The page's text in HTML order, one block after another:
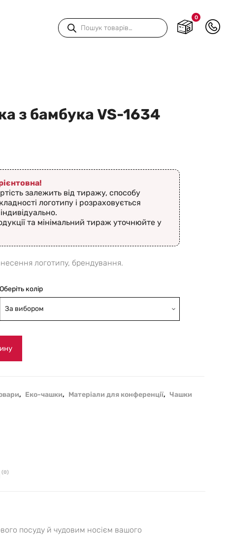
Пошук
товарів
0
з бамбука VS-1634
залежить від тиражу, способу
логотипу і розраховується
та мінімальний тираж уточнюйте у
логотипу, брендування.
Оберіть колір
За вибором
, Еко-чашки, Матеріали для конференції, Чашки
(0)
посуду й чудовим носієм вашого